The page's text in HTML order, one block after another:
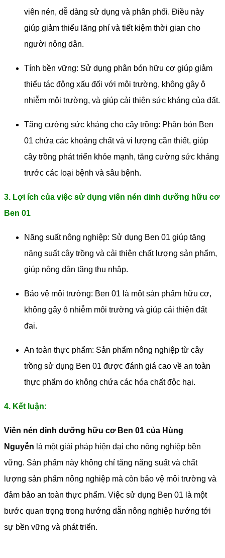
viên nén, dễ dàng sử dụng và phân phối. Điều này
giúp giảm thiểu lãng phí và tiết kiệm thời gian cho
người nông dân.
Tính bền vững: Sử dụng phân bón hữu cơ giúp giảm
thiểu tác động xấu đối với môi trường, không gây ô
nhiễm môi trường, và giúp cải thiện sức kháng của đất.
Tăng cường sức kháng cho cây trồng: Phân bón Ben
01 chứa các khoáng chất và vi lượng cần thiết, giúp
cây trồng phát triển khỏe mạnh, tăng cường sức kháng
trước các loại bệnh và sâu bệnh.
3. Lợi ích của việc sử dụng viên nén dinh dưỡng hữu cơ
Ben 01
Năng suất nông nghiệp: Sử dụng Ben 01 giúp tăng
năng suất cây trồng và cải thiện chất lượng sản phẩm,
giúp nông dân tăng thu nhập.
Bảo vệ môi trường: Ben 01 là một sản phẩm hữu cơ,
không gây ô nhiễm môi trường và giúp cải thiện đất
đai.
An toàn thực phẩm: Sản phẩm nông nghiệp từ cây
trồng sử dụng Ben 01 được đánh giá cao về an toàn
thực phẩm do không chứa các hóa chất độc hại.
4. Kết luận:
Viên nén dinh dưỡng hữu cơ Ben 01 của Hùng
Nguyễn là một giải pháp hiện đại cho nông nghiệp bền
vững. Sản phẩm này không chỉ tăng năng suất và chất
lượng sản phẩm nông nghiệp mà còn bảo vệ môi trường và
đảm bảo an toàn thực phẩm. Việc sử dụng Ben 01 là một
bước quan trọng trong hướng dẫn nông nghiệp hướng tới
sự bền vững và phát triển.